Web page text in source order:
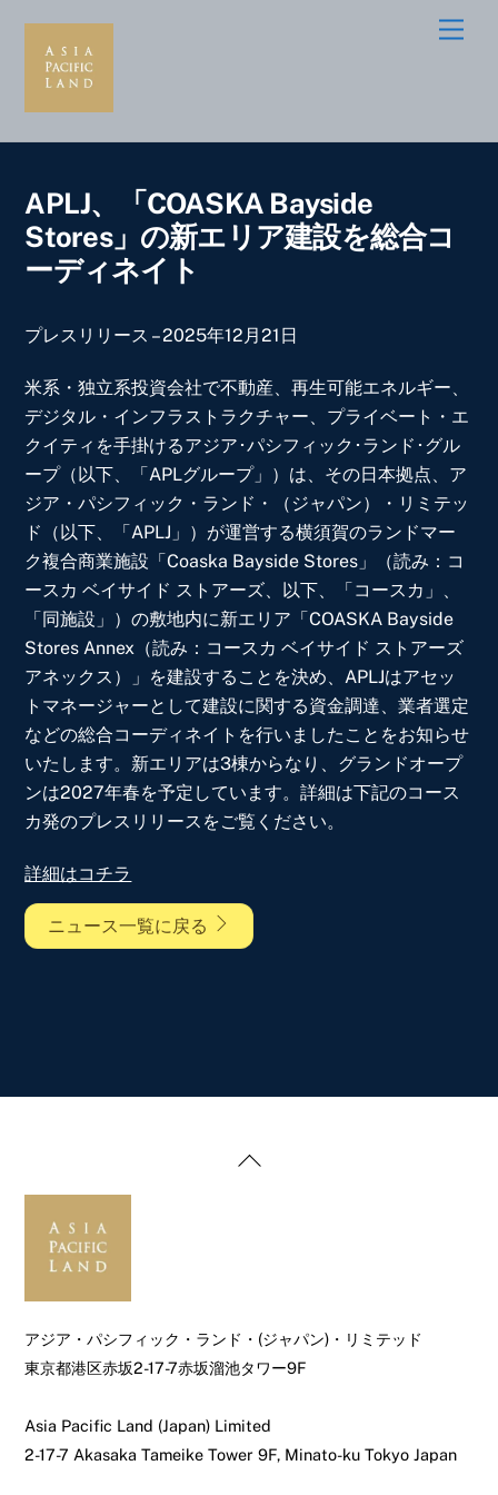
content
APLJ、「COASKA Bayside
Stores」の新エリア建設を総合コ
ーディネイト
プレスリリース – 2025年12月21日
米系・独立系投資会社で不動産、再生可能エネルギー、
デジタル・インフラストラクチャー、プライベート・エ
クイティを手掛けるアジア･パシフィック･ランド･グル
ープ（以下、「APLグループ」）は、その日本拠点、ア
ジア・パシフィック・ランド・（ジャパン）・リミテッ
ド（以下、「APLJ」）が運営する横須賀のランドマー
ク複合商業施設「Coaska Bayside Stores」（読み：コ
ースカ ベイサイド ストアーズ、以下、「コースカ」、
「同施設」）の敷地内に新エリア「COASKA Bayside
Stores Annex（読み：コースカ ベイサイド ストアーズ
アネックス）」を建設することを決め、APLJはアセッ
トマネージャーとして建設に関する資金調達、業者選定
などの総合コーディネイトを行いましたことをお知らせ
いたします。新エリアは3棟からなり、グランドオープ
ンは2027年春を予定しています。詳細は下記のコース
カ発のプレスリリースをご覧ください。
詳細はコチラ
ニュース一覧に戻る
Back
アジア・パシフィック・ランド・(ジャパン)・リミテッド
東京都港区赤坂2-17-7赤坂溜池タワー9F
Asia Pacific Land (Japan) Limited
2-17-7 Akasaka Tameike Tower 9F, Minato-ku Tokyo Japan